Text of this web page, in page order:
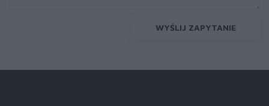
WYŚLIJ ZAPYTANIE